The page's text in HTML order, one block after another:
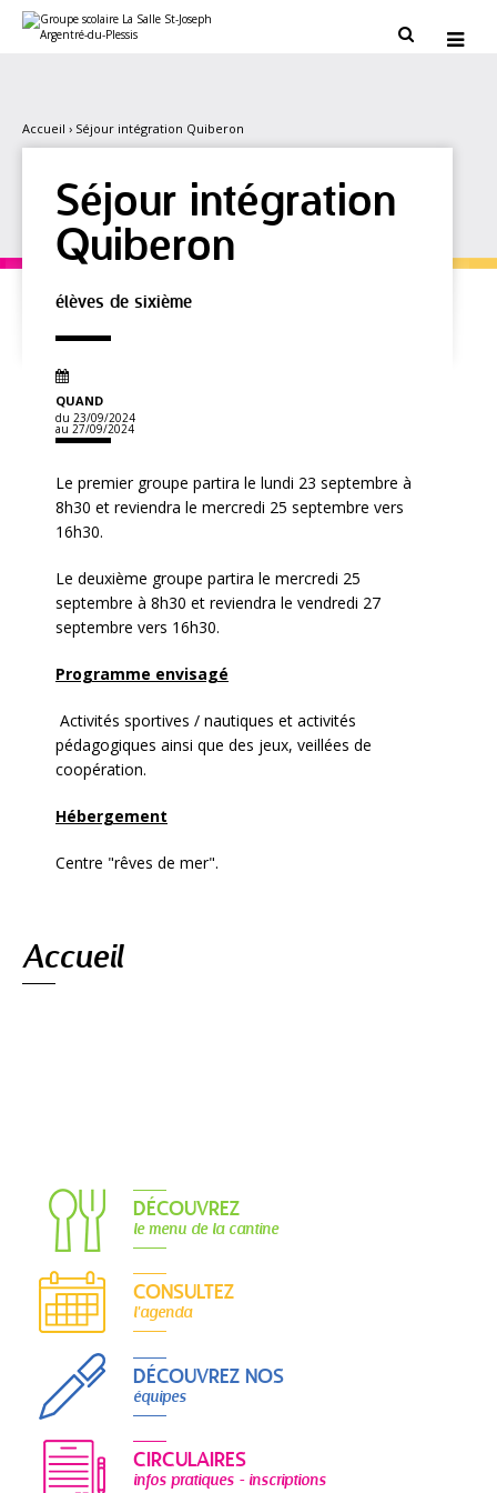
contenu.
personnels
 
Accueil › Séjour intégration Quiberon
Séjour intégration
Quiberon
élèves de sixième
QUAND
du 23/09/2024
au 27/09/2024
Le premier groupe partira le lundi 23 septembre à
8h30 et reviendra le mercredi 25 septembre vers
16h30.
Le deuxième groupe partira le mercredi 25
septembre à 8h30 et reviendra le vendredi 27
septembre vers 16h30.
Programme envisagé
Activités sportives / nautiques et activités
pédagogiques ainsi que des jeux, veillées de
coopération.
Hébergement
Centre "rêves de mer".
Accueil
DÉCOUVREZ
le menu de la cantine
CONSULTEZ
l'agenda
DÉCOUVREZ NOS
équipes
CIRCULAIRES
infos pratiques - inscriptions